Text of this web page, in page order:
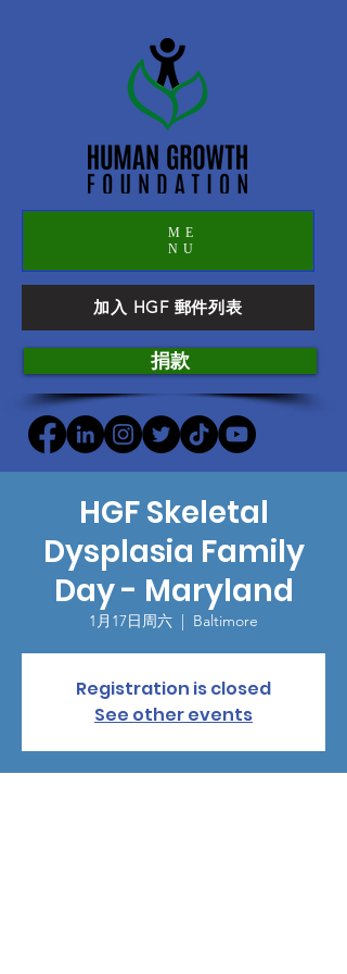
ME
NU
加入 HGF 郵件列表
捐款
HGF Skeletal
Dysplasia Family
Day - Maryland
1月17日周六
  |
Baltimore
Registration is closed
See other events